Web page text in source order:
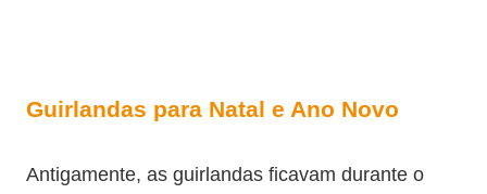
Guirlandas para Natal e Ano Novo
Antigamente, as guirlandas ficavam durante o